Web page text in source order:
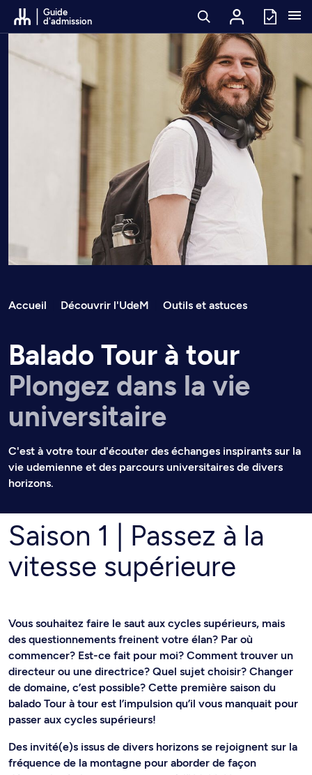
Passer au contenu
Guide
d'admission
Fil d’arianne
Accueil Découvrir l'UdeM Outils et astuces
Balado Tour à tour
Plongez dans la vie
universitaire
C'est à votre tour d'écouter des échanges inspirants sur la
vie udemienne et des parcours universitaires de divers
horizons.
Saison 1 | Passez à la
vitesse supérieure
Vous souhaitez faire le saut aux cycles supérieurs, mais
des questionnements freinent votre élan? Par où
commencer? Est-ce fait pour moi? Comment trouver un
directeur ou une directrice? Quel sujet choisir? Changer
de domaine, c’est possible? Cette première saison du
balado Tour à tour est l’impulsion qu’il vous manquait pour
passer aux cycles supérieurs!
Des invité(e)s issus de divers horizons se rejoignent sur la
fréquence de la montagne pour aborder de façon